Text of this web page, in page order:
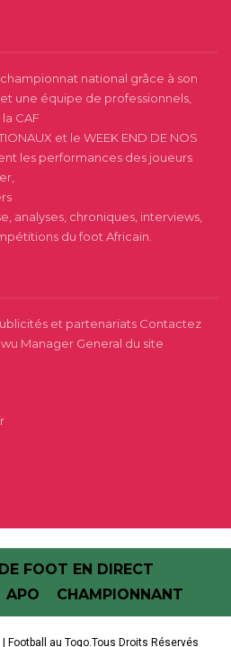
national grâce à son
une équipe de professionnels,
CAF
et le WEEK END DE NOS
les performances des joueurs
analyses, chroniques, interviews,
du foot Africain.
et partenariats Contactez
Manager General du site
FOOT EN DIRECT
APO CHAMPIONNANT
| Football au Togo.Tous Droits Réservés